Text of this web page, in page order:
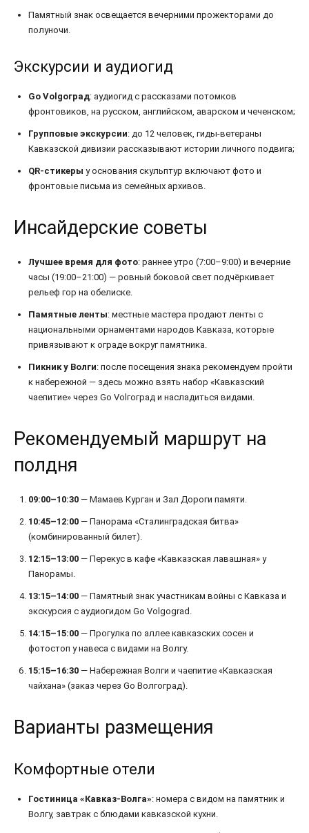
Памятный знак освещается вечерними прожекторами до
полуночи.
Экскурсии и аудиогид
Go Volgоград: аудиогид с рассказами потомков
фронтовиков, на русском, английском, аварском и чеченском;
Групповые экскурсии: до 12 человек, гиды-ветераны
Кавказской дивизии рассказывают истории личного подвига;
QR-стикеры у основания скульптур включают фото и
фронтовые письма из семейных архивов.
Инсайдерские советы
Лучшее время для фото: раннее утро (7:00–9:00) и вечерние
часы (19:00–21:00) — ровный боковой свет подчёркивает
рельеф гор на обелиске.
Памятные ленты: местные мастера продают ленты с
национальными орнаментами народов Кавказа, которые
привязывают к ограде вокруг памятника.
Пикник у Волги: после посещения знака рекомендуем пройти
к набережной — здесь можно взять набор «Кавказский
чаепитие» через Go Volгоград и насладиться видами.
Рекомендуемый маршрут на
полдня
09:00–10:30 — Мамаев Курган и Зал Дороги памяти.
10:45–12:00 — Панорама «Сталинградская битва»
(комбинированный билет).
12:15–13:00 — Перекус в кафе «Кавказская лавашная» у
Панорамы.
13:15–14:00 — Памятный знак участникам войны с Кавказа и
экскурсия с аудиогидом Go Volgograd.
14:15–15:00 — Прогулка по аллее кавказских сосен и
фотостоп у навеса с видами на Волгу.
15:15–16:30 — Набережная Волги и чаепитие «Кавказская
чайхана» (заказ через Go Волгоград).
Варианты размещения
Комфортные отели
Гостиница «Кавказ-Волга»: номера с видом на памятник и
Волгу, завтрак с блюдами кавказской кухни.